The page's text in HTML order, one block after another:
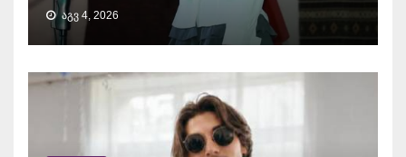
ᲐᲒᲕ 4, 2026